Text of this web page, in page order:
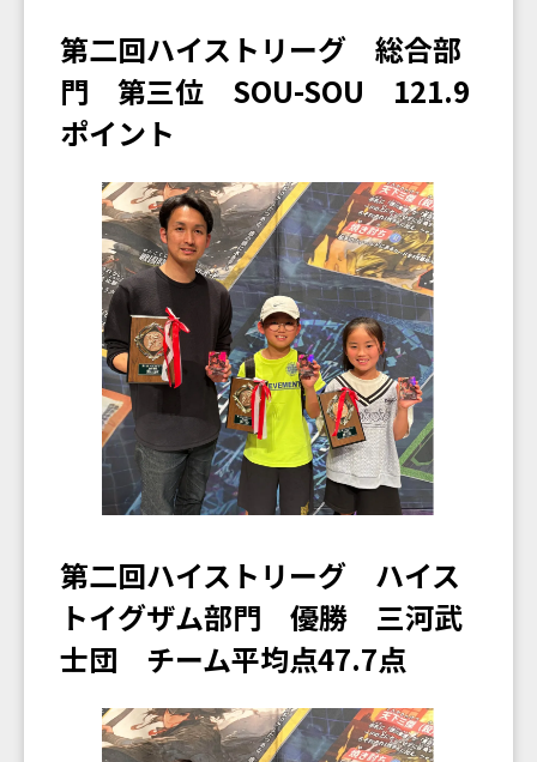
第二回ハイストリーグ 総合部
門 第三位 SOU-SOU 121.9
ポイント
第二回ハイストリーグ ハイス
トイグザム部門 優勝 三河武
士団 チーム平均点47.7点